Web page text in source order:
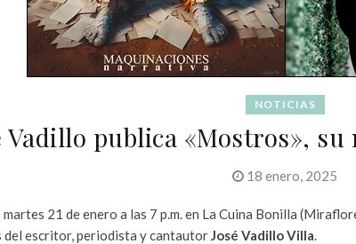
NOTICIAS
Vadillo publica «Mostros»,
18 enero, 2025
21 de enero a las 7 p.m. en La Cuina Bonilla
del escritor, periodista y cantautorJosé Vadillo Villa.